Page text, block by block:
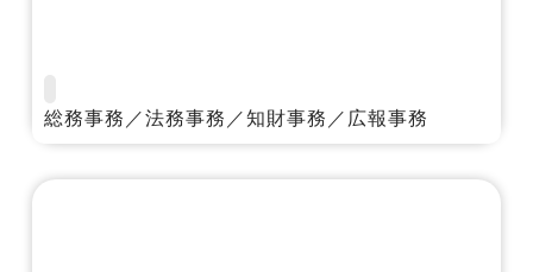
総務事務／法務事務／知財事務／広報事務